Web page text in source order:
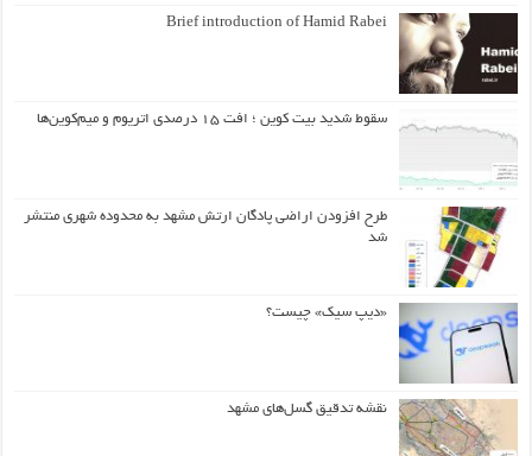
Brief introduction of Hamid Rabei
سقوط شدید بیت کوین ؛ افت ۱۵ درصدی اتریوم و میم‌کوین‌ها
طرح افزودن اراضی پادگان ارتش مشهد به محدوده شهری منتشر
شد
«دیپ سیک» چیست؟
نقشه تدقیق گسل‌های مشهد